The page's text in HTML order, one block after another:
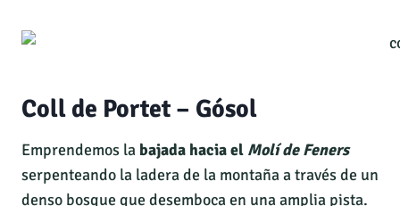
Coll de Portet – Gósol
Emprendemos la bajada hacia el Molí de Feners
serpenteando la ladera de la montaña a través de un
denso bosque que desemboca en una amplia pista.